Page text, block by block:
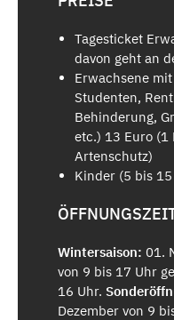
Tagesticket
davon geht an
Erwachsene
Studenten,
Behinderung,
etc.) 13 Euro (1
Artenschutz)
Kinder (5 bis
Wintersaison: 01.
von 9 bis 17 Uhr
16 Uhr.
Dezember von 9